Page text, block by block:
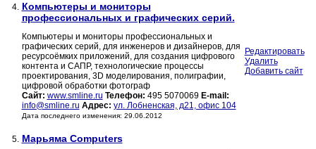
4. Компьютеры и мониторы
профессиональных и графических серий.
Компьютеры и мониторы профессиональных и
графических серий, для инженеров и дизайнеров, для
ресурсоёмких приложений, для создания цифрового
контента и САПР, технологические процессы
проектирования, 3D моделирования, полиграфии,
цифровой обработки фотограф
Сайт: www.smline.ru Телефон: 495 5070069 E-mail:
info@smline.ru Адрес: ул. Лобненская, д21, офис 104
Дата последнего изменения: 29.06.2012
Редактировать
Удалить
Добавить сайт
5. Марьяма Computers